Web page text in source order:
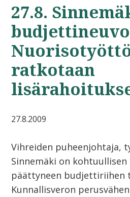
27.8.
ratkotaan
27.8.2009
Vihreiden puheenjohtaja,
Sinnemäki on
päättyneen budjettiriihen
Kunnallisveron